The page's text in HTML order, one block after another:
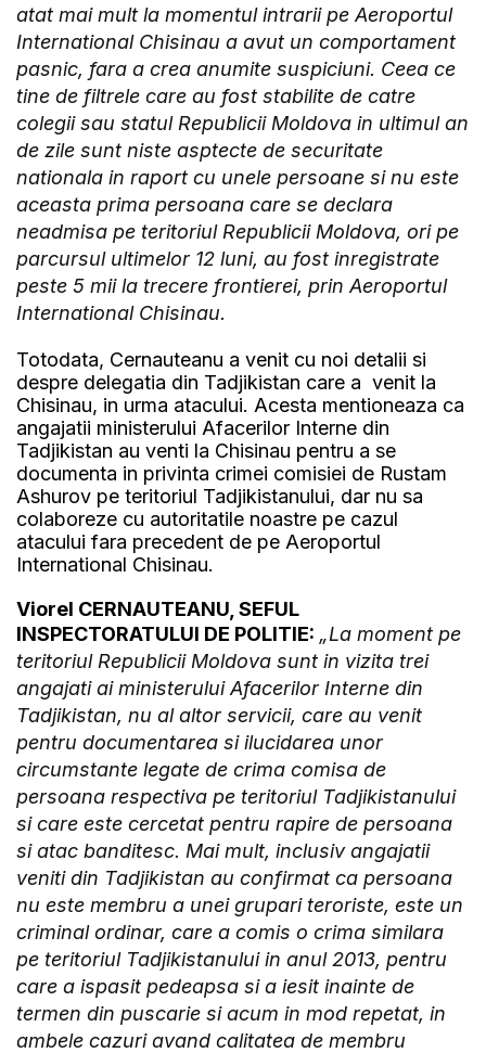
atat mai mult la momentul intrarii pe Aeroportul
International Chisinau a avut un comportament
pasnic, fara a crea anumite suspiciuni. Ceea ce
tine de filtrele care au fost stabilite de catre
colegii sau statul Republicii Moldova in ultimul an
de zile sunt niste asptecte de securitate
nationala in raport cu unele persoane si nu este
aceasta prima persoana care se declara
neadmisa pe teritoriul Republicii Moldova, ori pe
parcursul ultimelor 12 luni, au fost inregistrate
peste 5 mii la trecere frontierei, prin Aeroportul
International Chisinau.
Totodata, Cernauteanu a venit cu noi detalii si
despre delegatia din Tadjikistan care a venit la
Chisinau, in urma atacului. Acesta mentioneaza ca
angajatii ministerului Afacerilor Interne din
Tadjikistan au venti la Chisinau pentru a se
documenta in privinta crimei comisiei de Rustam
Ashurov pe teritoriul Tadjikistanului, dar nu sa
colaboreze cu autoritatile noastre pe cazul
atacului fara precedent de pe Aeroportul
International Chisinau.
Viorel CERNAUTEANU, SEFUL
INSPECTORATULUI DE POLITIE: „La moment pe
teritoriul Republicii Moldova sunt in vizita trei
angajati ai ministerului Afacerilor Interne din
Tadjikistan, nu al altor servicii, care au venit
pentru documentarea si ilucidarea unor
circumstante legate de crima comisa de
persoana respectiva pe teritoriul Tadjikistanului
si care este cercetat pentru rapire de persoana
si atac banditesc. Mai mult, inclusiv angajatii
veniti din Tadjikistan au confirmat ca persoana
nu este membru a unei grupari teroriste, este un
criminal ordinar, care a comis o crima similara
pe teritoriul Tadjikistanului in anul 2013, pentru
care a ispasit pedeapsa si a iesit inainte de
termen din puscarie si acum in mod repetat, in
ambele cazuri avand calitatea de membru